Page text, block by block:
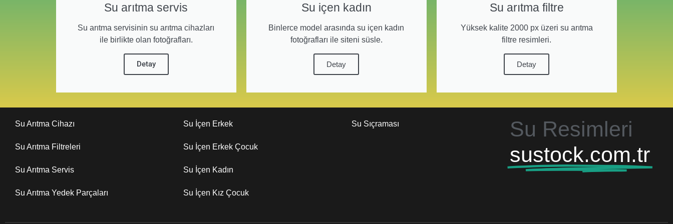
Su arıtma servis
Su arıtma servisinin su arıtma cihazları
ile birlikte olan fotoğrafları.
Detay
Su içen kadın
Binlerce model arasında su içen kadın
fotoğrafları ile siteni süsle.
Detay
Su arıtma filtre
Yüksek kalite 2000 px üzeri su arıtma
filtre resimleri.
Detay
Su Arıtma Cihazı
Su Arıtma Filtreleri
Su Arıtma Servis
Su Arıtma Yedek Parçaları
Su İçen Erkek
Su İçen Erkek Çocuk
Su İçen Kadın
Su İçen Kız Çocuk
Su Sıçraması
Su Resimleri
sustock.com.tr